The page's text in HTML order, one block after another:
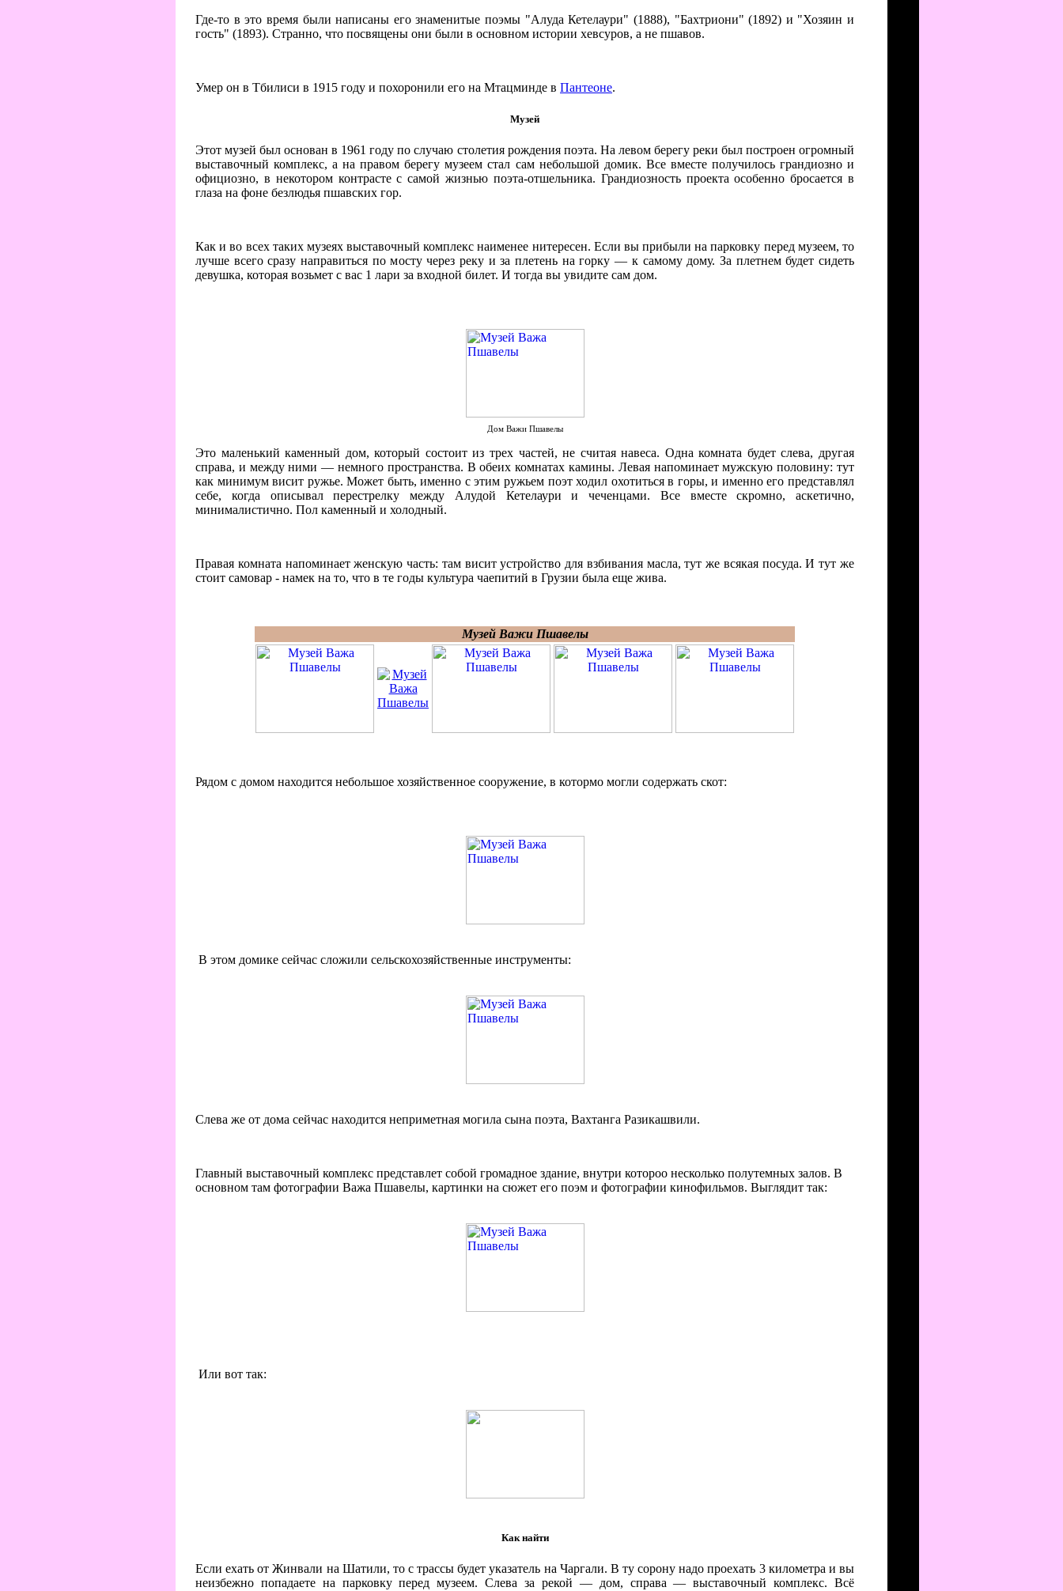
Где-то в это время были написаны его знаменитые поэмы "Алуда Кетелаури" (1888), "Бахтриони" (1892) и "Хозяин и
гость" (1893). Странно, что посвящены они были в основном истории хевсуров, а не пшавов.
Умер он в Тбилиси в 1915 году и похоронили его на Мтацминде в Пантеоне.
Музей
Этот музей был основан в 1961 году по случаю столетия рождения поэта. На левом берегу реки был построен огромный
выставочный комплекс, а на правом берегу музеем стал сам небольшой домик. Все вместе получилось грандиозно и
официозно, в некотором контрасте с самой жизнью поэта-отшельника. Грандиозность проекта особенно бросается в
глаза на фоне безлюдья пшавских гор.
Как и во всех таких музеях выставочный комплекс наименее нитересен. Если вы прибыли на парковку перед музеем, то
лучше всего сразу направиться по мосту через реку и за плетень на горку — к самому дому. За плетнем будет сидеть
девушка, которая возьмет с вас 1 лари за входной билет. И тогда вы увидите сам дом.
Дом Важи Пшавелы
Это маленький каменный дом, который состоит из трех частей, не считая навеса. Одна комната будет слева, другая
справа, и между ними — немного пространства. В обеих комнатах камины. Левая напоминает мужскую половину: тут
как минимум висит ружье. Может быть, именно с этим ружьем поэт ходил охотиться в горы, и именно его представлял
себе, когда описывал перестрелку между Алудой Кетелаури и чеченцами. Все вместе скромно, аскетично,
минималистично. Пол каменный и холодный.
Правая комната напоминает женскую часть: там висит устройство для взбивания масла, тут же всякая посуда. И тут же
стоит самовар - намек на то, что в те годы культура чаепитий в Грузии была еще жива.
Музей Важи Пшавелы
Рядом с домом находится небольшое хозяйственное сооружение, в котормо могли содержать скот:
В этом домике сейчас сложили сельскохозяйственные инструменты:
Слева же от дома сейчас находится неприметная могила сына поэта, Вахтанга Разикашвили.
Главный выставочный комплекс представлет собой громадное здание, внутри котороо несколько полутемных залов. В
основном там фотографии Важа Пшавелы, картинки на сюжет его поэм и фотографии кинофильмов. Выглядит так:
Или вот так:
Как найти
Если ехать от Жинвали на Шатили, то с трассы будет указатель на Чаргали. В ту сорону надо проехать 3 километра и вы
неизбежно попадаете на парковку перед музеем. Слева за рекой — дом, справа — выставочный комплекс. Всё